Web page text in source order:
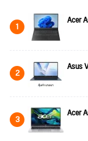
1 Acer
2 Asus
3 Acer